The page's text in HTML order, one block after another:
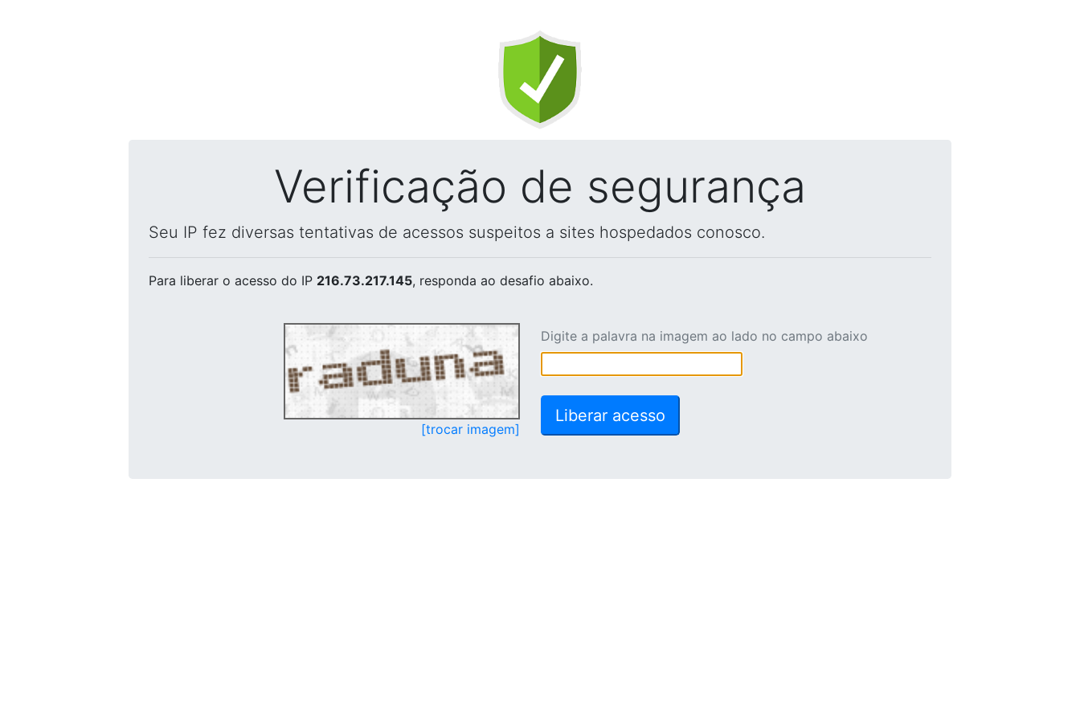
Verificação de segurança
Seu IP fez diversas tentativas de acessos suspeitos a sites hospedados conosco.
Para liberar o acesso do IP 216.73.217.145, responda ao desafio abaixo.
[trocar imagem]
Digite a palavra na imagem ao lado no campo abaixo